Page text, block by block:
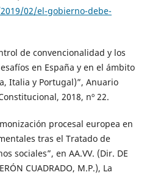
02/el-gobierno-debe-
de convencionalidad y los
en España y en el ámbito
Italia y Portugal)”, Anuario
2018, nº 22.
procesal europea en
tras el Tratado de
sociales”, en AA.VV. (Dir. DE
CUADRADO, M.P.), La